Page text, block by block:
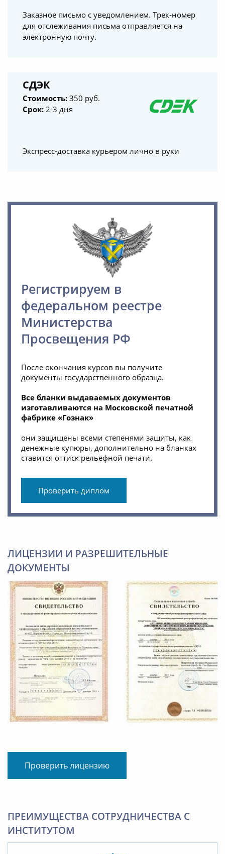
Заказное письмо с уведомлением. Трек-номер
для отслеживания письма отправляется на
электронную почту.
СДЭК
Стоимость: 350 руб.
Срок: 2-3 дня
Экспресс-доставка курьером лично в руки
Регистрируем в
федеральном реестре
Министерства
Просвещения РФ
После окончания курсов вы получите
документы государственного образца.
Все бланки выдаваемых документов
изготавливаются на Московской печатной
фабрике «Гознак»
они защищены всеми степенями защиты, как
денежные купюры, дополнительно на бланках
ставится оттиск рельефной печати.
Проверить диплом
ЛИЦЕНЗИИ И РАЗРЕШИТЕЛЬНЫЕ
ДОКУМЕНТЫ
Проверить лицензию
ПРЕИМУЩЕСТВА СОТРУДНИЧЕСТВА С
ИНСТИТУТОМ